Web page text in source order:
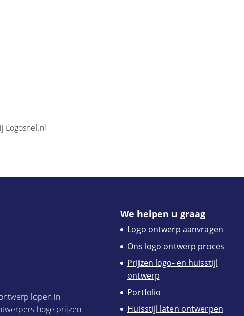
Logosnel.nl
lopen in
hoge prijzen
We helpen u graag
Logo ontwerp aanvragen
Ons logo ontwerp proces
Prijzen logo- en huisstijl
ontwerp
Portfolio
Huisstijl laten ontwerpen